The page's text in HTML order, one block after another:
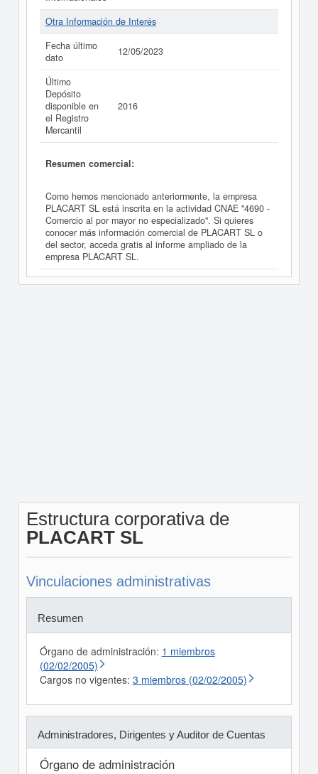
Otra Información de Interés
Fecha último
dato
12/05/2023
Último
Depósito
disponible en
el Registro
Mercantil
2016
Resumen comercial:
Como hemos mencionado anteriormente, la empresa
PLACART SL está inscrita en la actividad CNAE "4690 -
Comercio al por mayor no especializado". Si quieres
conocer más información comercial de PLACART SL o
del sector, acceda gratis al informe ampliado de la
empresa PLACART SL.
Estructura corporativa de
PLACART SL
Vinculaciones administrativas
Resumen
Órgano de administración: 1 miembros
(02/02/2005)
Cargos no vigentes: 3 miembros (02/02/2005)
Administradores, Dirigentes y Auditor de Cuentas
Órgano de administración